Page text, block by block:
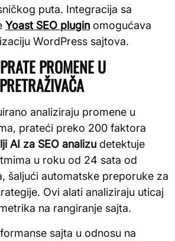
puta. Integracija sa
Yoast SEO plugin omogućava
WordPress sajtova.
PROMENE U
analiziraju promene u
prateći preko 200 faktora
AI za SEO analizu detektuje
u roku od 24 sata od
šaljući automatske preporuke za
Ovi alati analiziraju uticaj
na rangiranje sajta.
sajta u odnosu na